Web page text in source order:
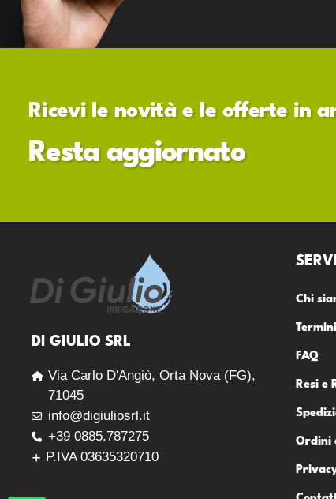
Ricevi le novità e le offerte in
Resta aggiornato
DI GIULIO SRL
Via Carlo D'Angiò, Orta Nova (FG),
71045
info@digiuliosrl.it
+39 0885.787275
P.IVA 03635320710
Chi
FAQ
Resi e
Ordini